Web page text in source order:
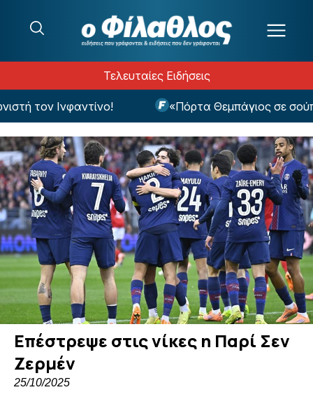
Τελευταίες Ειδήσεις
τον Ινφαντίνο! «Πόρτα Θεμπάγιος σε
Επέστρεψε στις νίκες η Παρί Σεν
Ζερμέν
25/10/2025